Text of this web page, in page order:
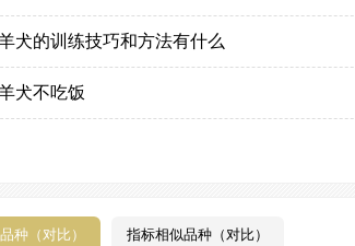
犬的训练技巧和方法有什么
犬不吃饭
种（对比） 指标相似品种（对比）